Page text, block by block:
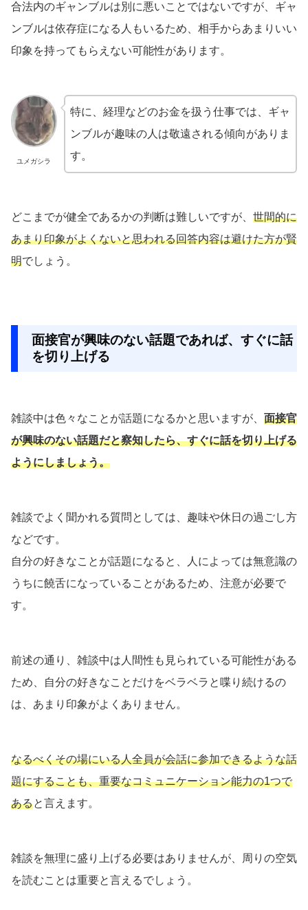
合法内のギャンブルは別に悪いことではないですが、ギャ
ンブルは依存症になる人もいるため、相手からあまりいい
印象を持ってもらえない可能性があります。
ユメガシラ
特に、経理などのお金を扱う仕事では、ギャ
ンブルが趣味の人は敬遠される傾向がありま
す。
どこまでが健全であるかの判断は難しいですが、 世間的に
あまり印象がよくないと思われる回答内容は避けた方が賢
明でしょう。
面接官が興味のない話題であれば、すぐに話
を切り上げる
雑談中は色々なことが話題になるかと思いますが、 面接官
が興味のない話題だと察知したら、すぐに話を切り上げる
ようにしましょう。
雑談でよく聞かれる質問としては、趣味や休日の過ごし方
などです。
自分の好きなことが話題になると、人によっては無意識の
うちに饒舌になっていることがあるため、注意が必要で
す。
前述の通り、雑談中は人間性も見られている可能性がある
ため、自分の好きなことだけをベラベラと喋り続けるの
は、あまり印象がよくありません。
なるべくその場にいる人全員が会話に参加できるような話
題にすることも、重要なコミュニケーション能力の1つで
あると言えます。
雑談を無理に盛り上げる必要はありませんが、周りの空気
を読むことは重要と言えるでしょう。